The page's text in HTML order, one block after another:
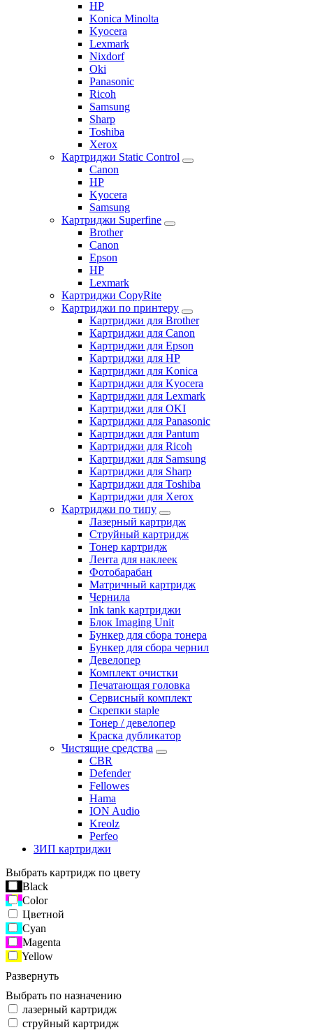
HP
Konica Minolta
Kyocera
Lexmark
Nixdorf
Oki
Panasonic
Ricoh
Samsung
Sharp
Toshiba
Xerox
Картриджи Static Control
Canon
HP
Kyocera
Samsung
Картриджи Superfine
Brother
Canon
Epson
HP
Lexmark
Картриджи CopyRite
Картриджи по принтеру
Картриджи для Brother
Картриджи для Canon
Картриджи для Epson
Картриджи для HP
Картриджи для Konica
Картриджи для Kyocera
Картриджи для Lexmark
Картриджи для OKI
Картриджи для Panasonic
Картриджи для Pantum
Картриджи для Ricoh
Картриджи для Samsung
Картриджи для Sharp
Картриджи для Toshiba
Картриджи для Xerox
Картриджи по типу
Лазерный картридж
Струйный картридж
Тонер картридж
Лента для наклеек
Фотобарабан
Матричный картридж
Чернила
Ink tank картриджи
Блок Imaging Unit
Бункер для сбора тонера
Бункер для сбора чернил
Девелопер
Комплект очистки
Печатающая головка
Сервисный комплект
Скрепки staple
Тонер / девелопер
Краска дубликатор
Чистящие средства
CBR
Defender
Fellowes
Hama
ION Audio
Kreolz
Perfeo
ЗИП картриджи
Выбрать картридж по цвету
Black
Color
Цветной
Cyan
Magenta
Yellow
Развернуть
Выбрать по назначению
лазерный картридж
струйный картридж